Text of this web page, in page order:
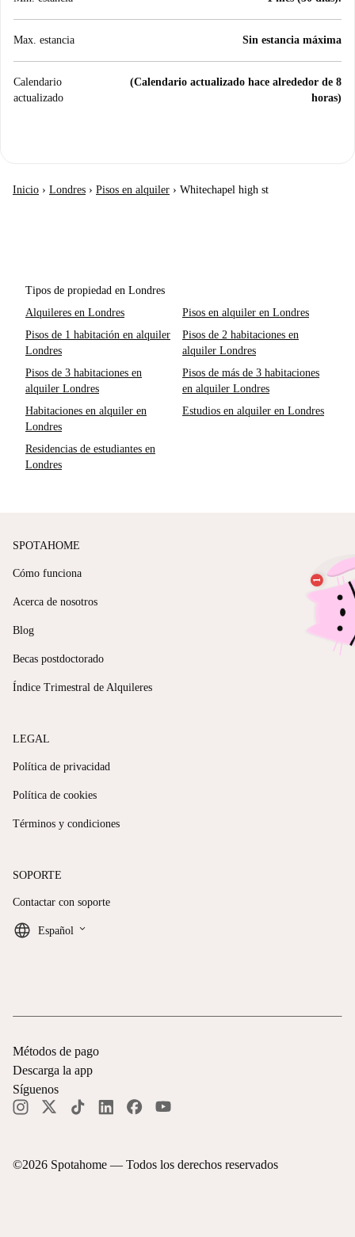
Max. estancia Sin estancia máxima
Calendario
actualizado
(Calendario actualizado hace alrededor de 8
horas)
Inicio › Londres › Pisos en alquiler › Whitechapel high st
Tipos de propiedad en Londres
Alquileres en Londres
Pisos en alquiler en Londres
Pisos de 1 habitación en alquiler
Londres
Pisos de 2 habitaciones en
alquiler Londres
Pisos de 3 habitaciones en
alquiler Londres
Pisos de más de 3 habitaciones
en alquiler Londres
Habitaciones en alquiler en
Londres
Estudios en alquiler en Londres
Residencias de estudiantes en
Londres
SPOTAHOME
Cómo funciona
Acerca de nosotros
Blog
Becas postdoctorado
Índice Trimestral de Alquileres
LEGAL
Política de privacidad
Política de cookies
Términos y condiciones
SOPORTE
Contactar con soporte
Español keyboard_arrow_down
©2026 Spotahome — Todos los derechos reservados
Métodos de pago
Descarga la app
Síguenos